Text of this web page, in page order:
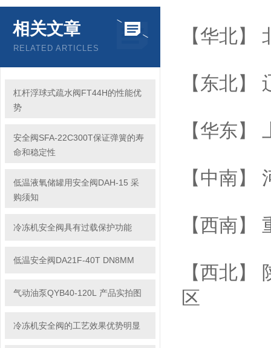
相关文章
RELATED ARTICLES
杠杆浮球式疏水阀FT44H的性能优
势
安全阀SFA-22C300T保证弹簧的寿
命和稳定性
低温液氧储罐用安全阀DAH-15 采
购须知
冷冻机安全阀具有过载保护功能
低温安全阀DA21F-40T DN8MM
气动油泵QYB40-120L 产品实拍图
冷冻机安全阀的工艺效果优势明显
【华北】
【东北】
【华东
【中南
【西南】
【西北
区